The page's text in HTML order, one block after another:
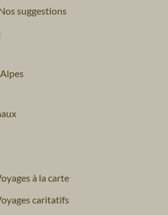
suggestions
à la carte
caritatifs